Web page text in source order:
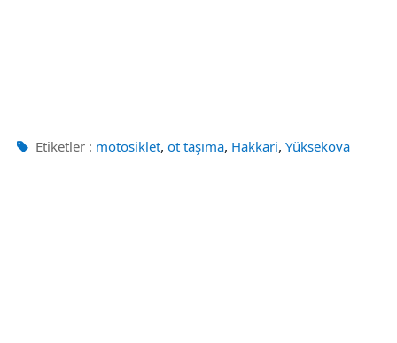
Etiketler : motosiklet, ot taşıma, Hakkari, Yüksekova